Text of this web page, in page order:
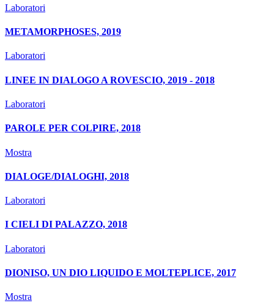
Laboratori
METAMORPHOSES, 2019
Laboratori
LINEE IN DIALOGO A ROVESCIO, 2019 - 2018
Laboratori
PAROLE PER COLPIRE, 2018
Mostra
DIALOGE/DIALOGHI, 2018
Laboratori
I CIELI DI PALAZZO, 2018
Laboratori
DIONISO, UN DIO LIQUIDO E MOLTEPLICE, 2017
Mostra